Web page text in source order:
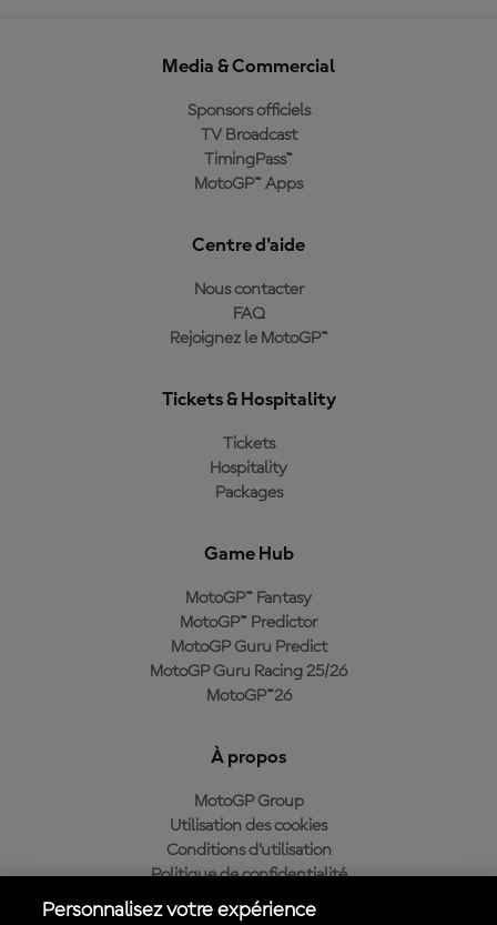
Media & Commercial
Sponsors officiels
TV Broadcast
TimingPass™
MotoGP™ Apps
Centre d'aide
Nous contacter
FAQ
Rejoignez le MotoGP™
Tickets & Hospitality
Tickets
Hospitality
Packages
Game Hub
MotoGP™ Fantasy
MotoGP™ Predictor
MotoGP Guru Predict
MotoGP Guru Racing 25/26
MotoGP™26
À propos
MotoGP Group
Utilisation des cookies
Conditions d'utilisation
Politique de confidentialité
Politique d’achat
Personnalisez votre expérience